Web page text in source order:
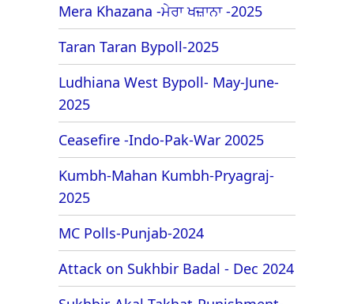
Mera Khazana -ਮੇਰਾ ਖਜ਼ਾਨਾ -2025
Taran Taran Bypoll-2025
Ludhiana West Bypoll- May-June-
2025
Ceasefire -Indo-Pak-War 20025
Kumbh-Mahan Kumbh-Pryagraj-
2025
MC Polls-Punjab-2024
Attack on Sukhbir Badal - Dec 2024